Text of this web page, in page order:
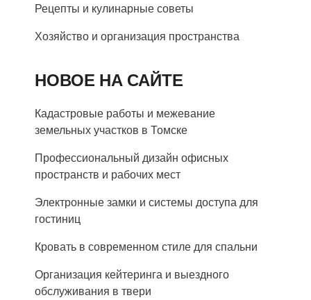
Рецепты и кулинарные советы
Хозяйство и организация пространства
НОВОЕ НА САЙТЕ
Кадастровые работы и межевание
земельных участков в Томске
Профессиональный дизайн офисных
пространств и рабочих мест
Электронные замки и системы доступа для
гостиниц
Кровать в современном стиле для спальни
Организация кейтеринга и выездного
обслуживания в твери